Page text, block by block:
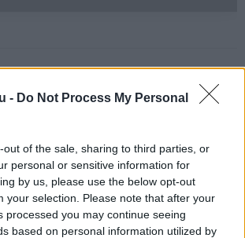
- Do Not Process My Personal
out of the sale, sharing to third parties, or
personal or sensitive information for
by us, please use the below opt-out
your selection. Please note that after your
processed you may continue seeing
based on personal information utilized by
#doctor strange 2
#doctor
#doctor strange in the